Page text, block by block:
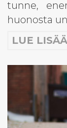
tunne,
huonosta
LUE LISÄÄ